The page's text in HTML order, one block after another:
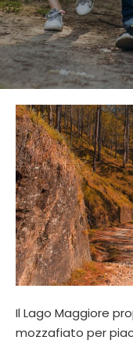
Il Lago Maggiore
mozzafiato per